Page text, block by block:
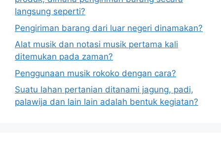
langsung seperti?
Pengiriman barang dari luar negeri dinamakan?
Alat musik dan notasi musik pertama kali
ditemukan pada zaman?
Penggunaan musik rokoko dengan cara?
Suatu lahan pertanian ditanami jagung, padi,
palawija dan lain lain adalah bentuk kegiatan?